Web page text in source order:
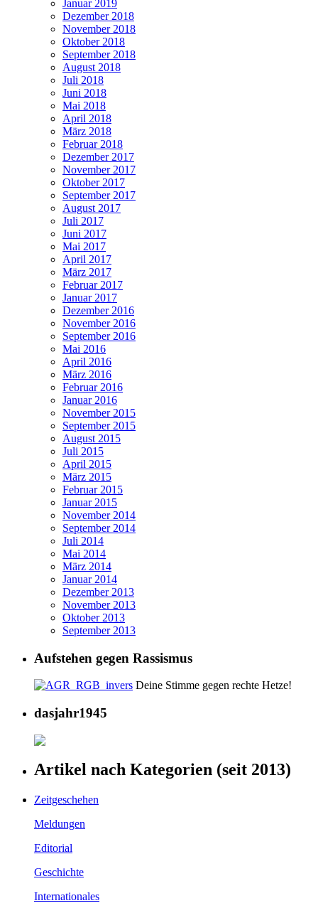
Januar 2019
Dezember 2018
November 2018
Oktober 2018
September 2018
August 2018
Juli 2018
Juni 2018
Mai 2018
April 2018
März 2018
Februar 2018
Dezember 2017
November 2017
Oktober 2017
September 2017
August 2017
Juli 2017
Juni 2017
Mai 2017
April 2017
März 2017
Februar 2017
Januar 2017
Dezember 2016
November 2016
September 2016
Mai 2016
April 2016
März 2016
Februar 2016
Januar 2016
November 2015
September 2015
August 2015
Juli 2015
April 2015
März 2015
Februar 2015
Januar 2015
November 2014
September 2014
Juli 2014
Mai 2014
März 2014
Januar 2014
Dezember 2013
November 2013
Oktober 2013
September 2013
Aufstehen gegen Rassismus
Deine Stimme gegen rechte Hetze!
dasjahr1945
Artikel nach Kategorien (seit 2013)
Zeitgeschehen
Meldungen
Editorial
Geschichte
Internationales